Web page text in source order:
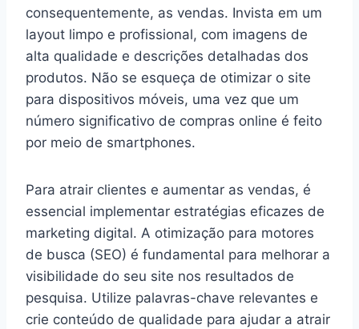
consequentemente, as vendas. Invista em um
layout limpo e profissional, com imagens de
alta qualidade e descrições detalhadas dos
produtos. Não se esqueça de otimizar o site
para dispositivos móveis, uma vez que um
número significativo de compras online é feito
por meio de smartphones.
Para atrair clientes e aumentar as vendas, é
essencial implementar estratégias eficazes de
marketing digital. A otimização para motores
de busca (SEO) é fundamental para melhorar a
visibilidade do seu site nos resultados de
pesquisa. Utilize palavras-chave relevantes e
crie conteúdo de qualidade para ajudar a atrair